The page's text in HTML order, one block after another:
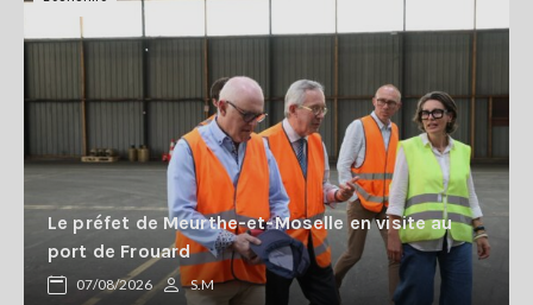
Le préfet de Meurthe-et-Moselle en visite au
port de Frouard
07/08/2026
S.M